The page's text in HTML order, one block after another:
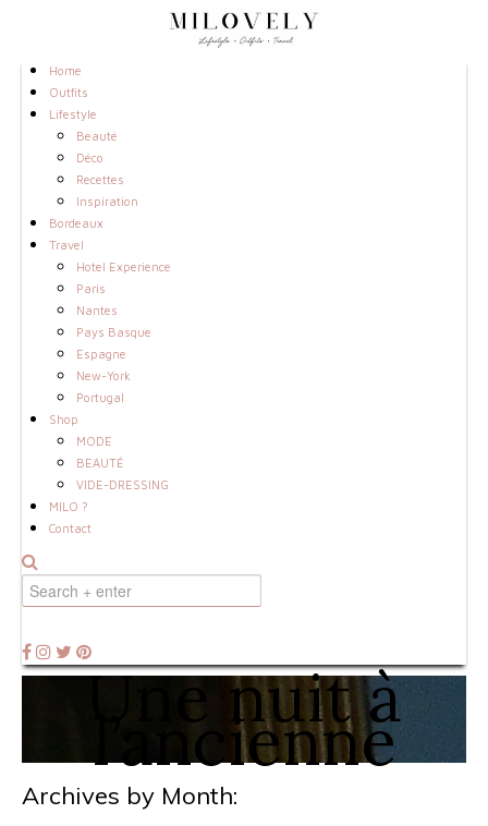
Home
Outfits
Lifestyle
Beauté
Déco
Recettes
Inspiration
Bordeaux
Travel
Hotel Experience
Paris
Nantes
Pays Basque
Espagne
New-York
Portugal
Shop
MODE
BEAUTÉ
VIDE-DRESSING
MILO ?
Contact
Une nuit à
l’ancienne
Archives by Month: